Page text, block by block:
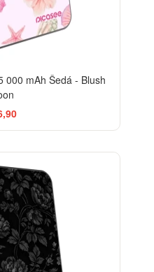
000 mAh Šedá - Blush